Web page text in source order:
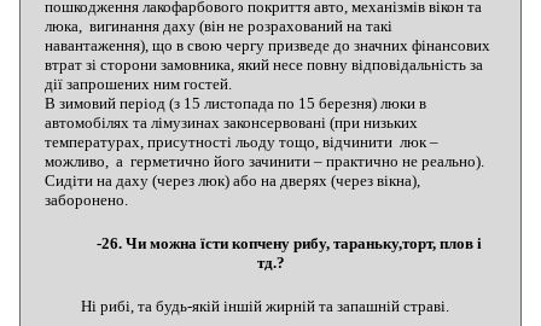
пошкодження лакофарбового покриття авто, механізмів вікон та
люка, вигинання даху (він не розрахований на такі
навантаження), що в свою чергу призведе до значних фінансових
втрат зі сторони замовника, який несе повну відповідальність за
дії запрошених ним гостей.
В зимовий період (з 15 листопада по 15 березня) люки в
автомобілях та лімузинах законсервовані (при низьких
температурах, присутності льоду тощо, відчинити люк –
можливо, а герметично його зачинити – практично не реально).
Сидіти на даху (через люк) або на дверях (через вікна),
заборонено.
-26. Чи можна їсти копчену рибу, тараньку,торт, плов і
тд.?
Ні рибі, та будь-якій іншій жирній та запашній страві.